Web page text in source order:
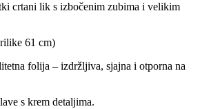
crtani lik s izbočenim zubima i velikim
61 cm)
folija – izdržljiva, sjajna i otporna na
s krem ​​​​detaljima.